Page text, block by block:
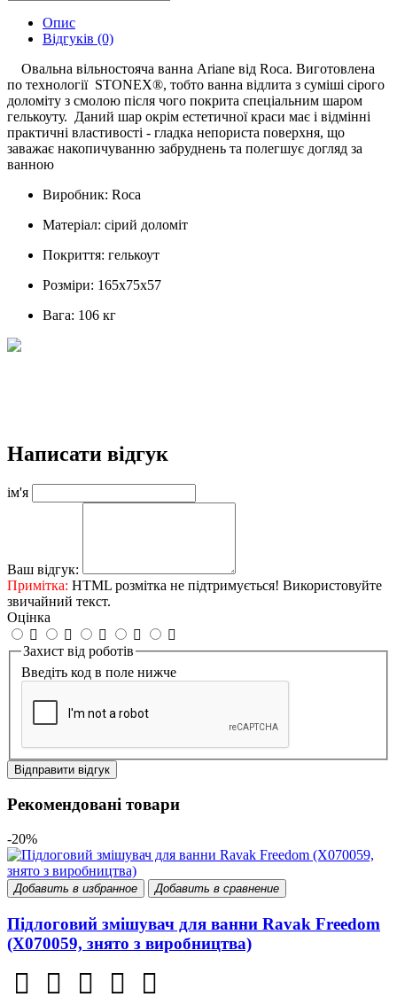
Опис
Відгуків (0)
Овальна вільностояча ванна Ariane від Roca. Виготовлена
по технології STONEX®, тобто ванна відлита з суміші сірого
доломіту з смолою після чого покрита спеціальним шаром
гелькоуту. Даний шар окрім естетичної краси має і відмінні
практичні властивості - гладка непориста поверхня, що
заважає накопичуванню забруднень та полегшує догляд за
ванною
Виробник: Roca
Матеріал: сірий доломіт
Покриття: гелькоут
Розміри: 165x75x57
Вага: 106 кг
Написати відгук
ім'я
Ваш відгук:
Примітка: HTML розмітка не підтримується! Використовуйте
звичайний текст.
Оцінка
Захист від роботів
Введіть код в поле нижче
Відправити відгук
Рекомендовані товари
-20%
Добавить в избранное Добавить в сравнение
Підлоговий змішувач для ванни Ravak Freedom
(X070059, знято з виробництва)